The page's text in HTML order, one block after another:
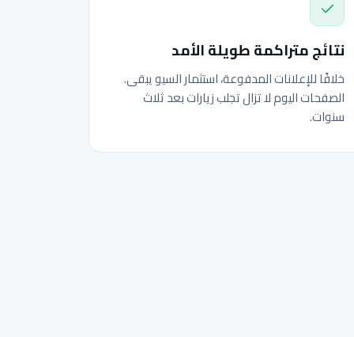
نتائج متراكمة طويلة الأمد
خلافًا للإعلانات المدفوعة، استثمار السيو يبقى.
الصفحات اليوم لا تزال تجلب زيارات بعد ثلاث
سنوات.